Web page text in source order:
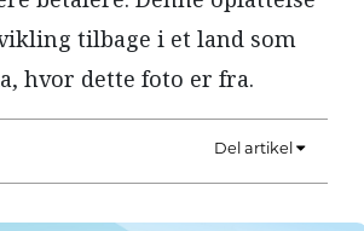
tilbage i et land som
hvor dette foto er fra.
Del artikel